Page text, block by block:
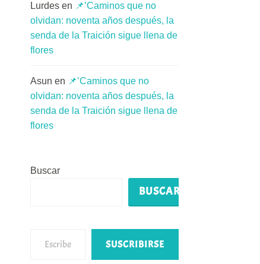
Lurdes en 📌’Caminos que no
olvidan: noventa años después, la
senda de la Traición sigue llena de
flores
Asun en 📌’Caminos que no
olvidan: noventa años después, la
senda de la Traición sigue llena de
flores
Buscar
BUSCAR
SUSCRIBIRSE